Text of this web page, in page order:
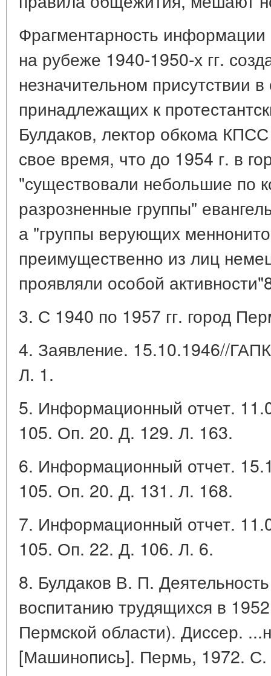
Фрагментарность
на рубеже 1940-1950-х гг.
незначительном присутствии
принадлежащих к
Булдаков, лектор обкома
свое время, что до 1954 г. в
"существовали небольшие по
разрозненные группы"
а "группы верующих
преимущественно из лиц
проявляли особой
3. С 1940 по 1957 гг. город
4. Заявление. 15.10.1946//
Л. 1.
5. Информационный отчет.
105. Оп. 20. Д. 129. Л. 163.
6. Информационный отчет.
105. Оп. 20. Д. 131. Л. 168.
7. Информационный отчет.
105. Оп. 22. Д. 106. Л. 6.
8. Булдаков В. П.
воспитанию трудящихся в
Пермской области). Диссер.
[Машинопись]. Пермь, 1972. С.